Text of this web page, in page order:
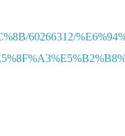
60266312/